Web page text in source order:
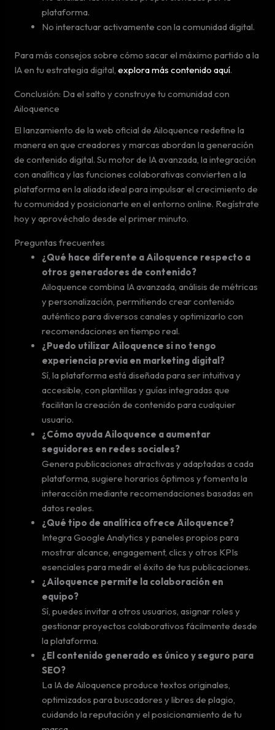
plataforma.
No interactuar activamente con la comunidad digital.
Para más consejos sobre cómo sacar el máximo partido a la
IA en tu estrategia digital,explora más contenido aquí.
Conclusión: Da el salto y construye tu comunidad con
Ailoquence
El lanzamiento de la web oficial de Ailoquence redefine la
manera en que creadores y marcas abordan la generación
de contenido digital. Su motor de IA avanzada, la integración
con analítica y las funciones colaborativas convierten a la
plataforma en la aliada ideal para impulsar el crecimiento de
tu comunidad y posicionarte en el entorno online. Regístrate
hoy y aprovéchalo desde el primer minuto.
Preguntas frecuentes
¿Qué hace diferente a Ailoquence respecto a
otros generadores de contenido?
Ailoquence combina IA avanzada, análisis de métricas
y personalización, permitiendo crear contenido
auténtico para diversos canales y optimizarlo con
recomendaciones en tiempo real.
¿Puedo utilizar Ailoquence si no tengo
experiencia previa en marketing digital?
Sí, la plataforma está diseñada para ser intuitiva y
accesible, con plantillas y guías integradas que
facilitan la creación de contenido para cualquier
usuario.
¿Cómo ayuda Ailoquence a aumentar
seguidores en redes sociales?
Genera publicaciones atractivas y adaptadas a cada
plataforma, sugiere horarios óptimos y fomenta la
interacción mediante recomendaciones basadas en
datos reales.
¿Qué tipo de analítica ofrece Ailoquence?
Integra Google Analytics y paneles propios para
mostrar alcance, engagement, clics y otros KPIs
esenciales para medir el éxito de tus publicaciones.
¿Ailoquence permite la colaboración en
equipo?
Sí, puedes invitar a otros usuarios, asignar roles y
gestionar proyectos colaborativos fácilmente desde
la plataforma.
¿El contenido generado es único y seguro para
SEO?
La IA de Ailoquence produce textos originales,
optimizados para buscadores y libres de plagio,
cuidando la reputación y el posicionamiento de tu